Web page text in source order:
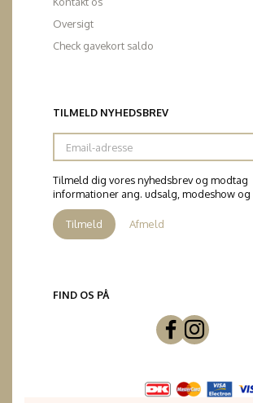
Oversigt
Check gavekort saldo
TILMELD NYHEDSBREV
Email-
adresse
Tilmeld dig vores nyhedsbrev og modtag
informationer ang. udsalg, modeshow og
Tilmeld Afmeld
FIND OS PÅ